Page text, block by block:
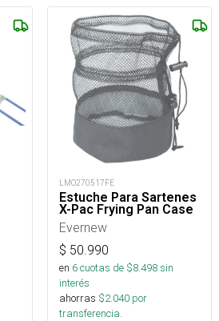
LMO270517FE
Estuche Para Sartenes
X-Pac Frying Pan Case
Evernew
$ 50.990
en 6cuotas de $8.498sin
interés
ahorras $2.040 por
transferencia.